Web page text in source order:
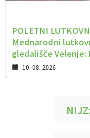
POLETNI
Mednarodni
gledališče Velenje:
10. 08. 2026